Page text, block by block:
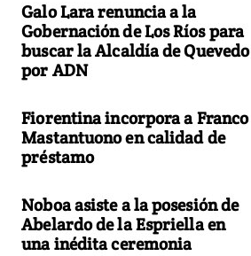
Galo Lara renuncia a la
Gobernación de Los Ríos para
buscar la Alcaldía de Quevedo
por ADN
Fiorentina incorpora a Franco
Mastantuono en calidad de
préstamo
Noboa asiste a la posesión de
Abelardo de la Espriella en
una inédita ceremonia